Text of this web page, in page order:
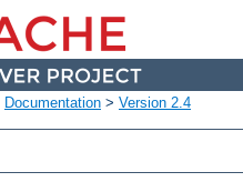
Documentation > Version 2.4